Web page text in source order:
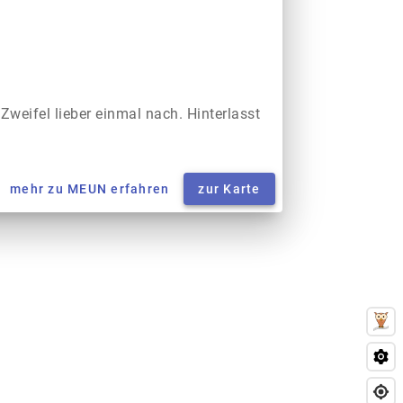
lieber einmal nach. Hinterlasst
mehr zu MEUN erfahren zur Karte